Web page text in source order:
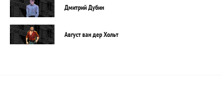
Дмитрий Дубин
Август ван дер Хольт